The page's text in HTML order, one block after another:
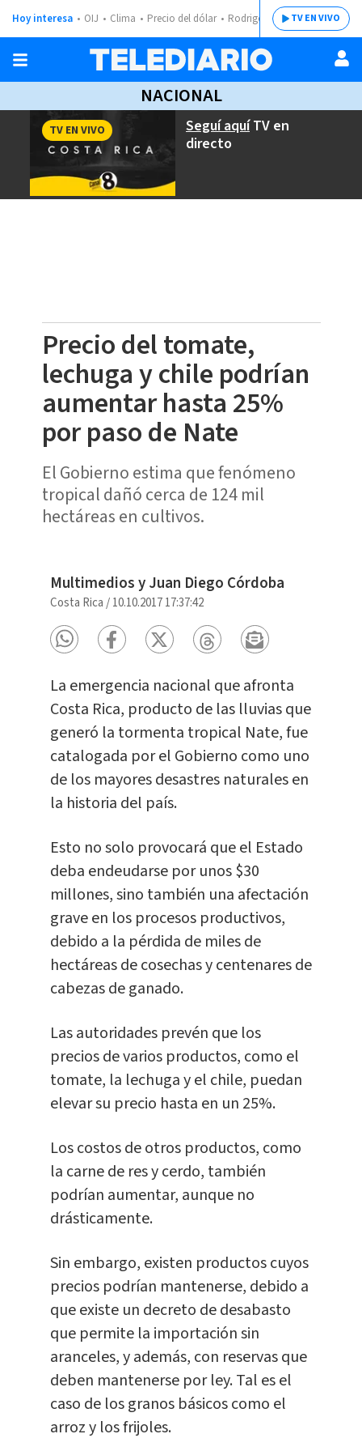
Hoy interesa OIJ Clima Precio del dólar Rodrigo ChavesTV EN VIVO
NACIONAL
Seguí aquíTV en
directo
TV EN VIVO
Precio del tomate,
lechuga y chile podrían
aumentar hasta 25%
por paso de Nate
El Gobierno estima que fenómeno
tropical dañó cerca de 124 mil
hectáreas en cultivos.
Multimedios y Juan Diego Córdoba
Costa Rica /10.10.2017 17:37:42
La emergencia nacional que afronta
Costa Rica, producto de las lluvias que
generó la tormenta tropical Nate, fue
catalogada por el Gobierno como uno
de los mayores desastres naturales en
la historia del país.
Esto no solo provocará que el Estado
deba endeudarse por unos $30
millones, sino también una afectación
grave en los procesos productivos,
debido a la pérdida de miles de
hectáreas de cosechas y centenares de
cabezas de ganado.
Las autoridades prevén que los
precios de varios productos, como el
tomate, la lechuga y el chile, puedan
elevar su precio hasta en un 25%.
Los costos de otros productos, como
la carne de res y cerdo, también
podrían aumentar, aunque no
drásticamente.
Sin embargo, existen productos cuyos
precios podrían mantenerse, debido a
que existe un decreto de desabasto
que permite la importación sin
aranceles, y además, con reservas que
deben mantenerse por ley. Tal es el
caso de los granos básicos como el
arroz y los frijoles.